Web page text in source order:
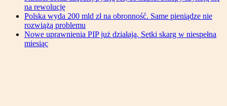
na rewolucję
Polska wyda 200 mld zł na obronność. Same pieniądze nie
rozwiążą problemu
Nowe uprawnienia PIP już działają. Setki skarg w niespełna
miesiąc